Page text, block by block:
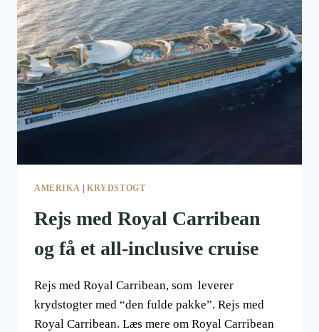
OF
THE
SEAS
AMERIKA KRYDSTOGT
Rejs med Royal Carribean
og få et all-inclusive cruise
Rejs med Royal Carribean, som leverer
krydstogter med “den fulde pakke”. Rejs med
Royal Carribean. Læs mere om Royal Carribean